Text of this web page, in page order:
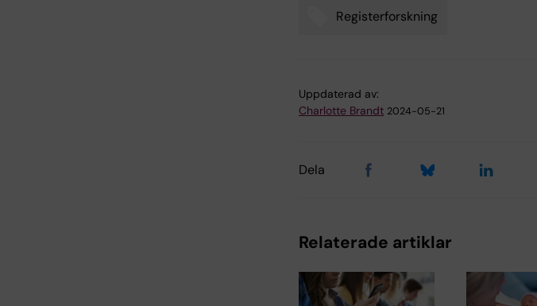
Registerforskning
Uppdaterad av:
Charlotte Brandt 2024-05-21
Dela
Relaterade artiklar